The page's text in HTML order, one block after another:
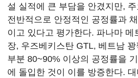
설 실적에 큰 부담을 안겼지만,
전반적으로 안정적인 공정률과
이고 있다고 평가한다. 파나마 메
장, 우즈베키스탄 GTL, 베트남
부분 80~90% 이상의 공정률을
에 돌입한 것이 이를 방증한다.